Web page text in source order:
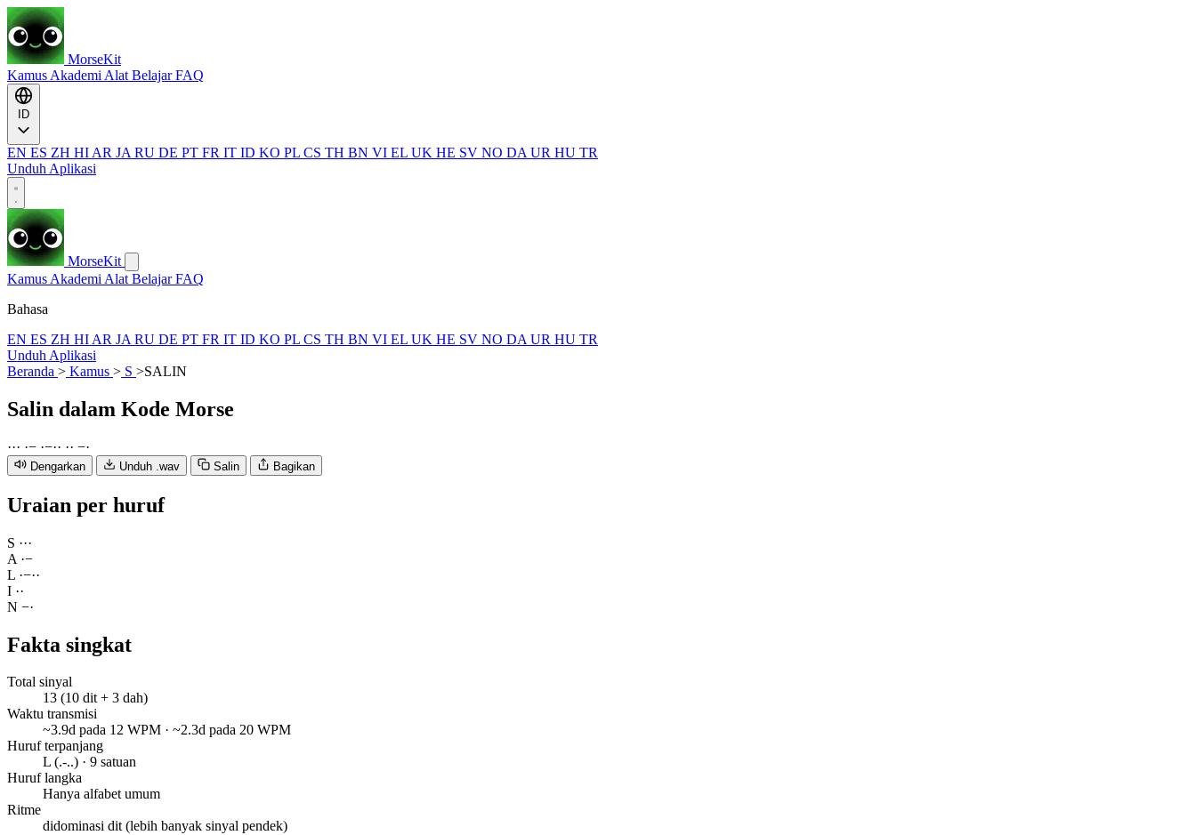
MorseKit
Kamus Akademi Alat BelajarFAQ
EN ES ZH HI AR JA RU DE PT FR IT ID KO PL CS TH BN VI EL UK HE SV NO DA UR HU TR
Unduh Aplikasi
MorseKit
Kamus Akademi Alat BelajarFAQ
Bahasa
EN ES ZH HI AR JA RU DE PT FR IT ID KO PL CS TH BN VI EL UK HE SV NO DA UR HU TR
Unduh Aplikasi
Beranda > Kamus > S >SALIN
Salin dalam Kode Morse
··· ·− ·−·· ·· −·
Dengarkan Unduh .wav Salin Bagikan
Uraian per huruf
S ···
A ·−
L ·−··
I ··
N −·
Fakta singkat
Total sinyal
13 (10 dit + 3 dah)
Waktu transmisi
~3.9d pada 12 WPM · ~2.3d pada 20 WPM
Huruf terpanjang
L (.-..) · 9 satuan
Huruf langka
Hanya alfabet umum
Ritme
didominasi dit (lebih banyak sinyal pendek)